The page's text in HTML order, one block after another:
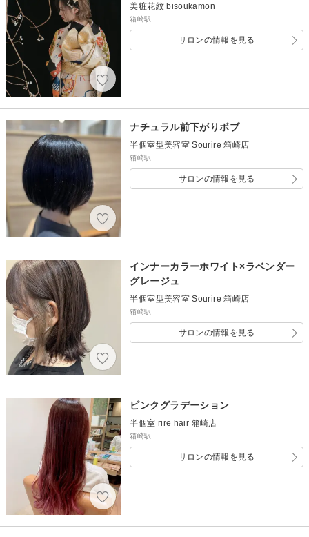
美粧花紋 bisoukamon
箱崎駅
サロンの情報を見る
ナチュラル前下がりボブ
半個室型美容室 Sourire 箱崎店
箱崎駅
サロンの情報を見る
インナーカラーホワイト×ラベンダー
グレージュ
半個室型美容室 Sourire 箱崎店
箱崎駅
サロンの情報を見る
ピンクグラデーション
半個室 rire hair 箱崎店
箱崎駅
サロンの情報を見る